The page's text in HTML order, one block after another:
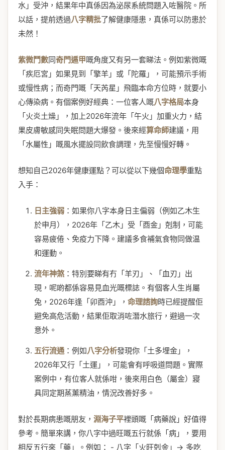
水」受沖，結果年中真係因為泌尿系統問題入咗醫院。所
以話，提前透過八字精批了解健康隱患，真係可以防患於
未然！
紫微鬥數同奇門遁甲嘅角度又有另一套睇法。例如紫微嘅
「疾厄宮」如果見到「擎羊」或「陀羅」，可能預示手術
或慢性病；而奇門嘅「天芮星」飛臨本命方位時，就要小
心傳染病。有個案例好經典：一位客人嘅八字格局本身
「火炎土燥」，加上2026年流年「午火」加重火力，結
果皮膚敏感同失眠問題大爆發。後來經算命師建議，用
「水屬性」嘅風水擺設同飲食調理，先至慢慢好轉。
想知自己2026年健康運點？可以從以下幾個命理學重點
入手：
日主強弱 ：如果你八字本身日主偏弱（例如乙木生
於申月），2026年「乙木」受「酉金」剋制，可能
容易疲倦、免疫力下降。建議多食補氣食物同做温
和運動。
流年神煞 ：特別要睇有冇「羊刃」、「血刃」出
現，呢啲都係容易見血光嘅標誌。有個客人生肖屬
兔，2026年逢「卯酉沖」， 命理諮詢時已經提醒佢
避免高危活動，結果佢取消咗潛水旅行，避過一次
意外。
五行流通 ：例如八字分析發現你「土多埋金」，
2026年又行「土運」，可能會有呼吸道問題。實際
案例中，有位客人就係咁，後來用白色（屬金）寢
具同定期蒸薰精油，情況改善好多。
對於長期病患嘅朋友， 淵海子平裡頭嘅「病藥說」好值得
參考。簡單來講，你八字中過旺嘅五行就係「病」，要用
相反五行來「藥」。例如： - 八字「火旺剋金」→ 多吃